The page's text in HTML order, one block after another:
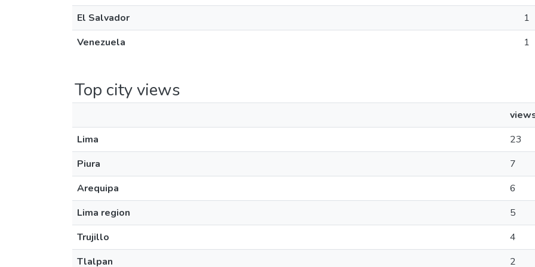
El Salvador
1
Venezuela
1
Top city views
Lima
23
Piura
7
Arequipa
6
Lima region
5
Trujillo
4
Tlalpan
2